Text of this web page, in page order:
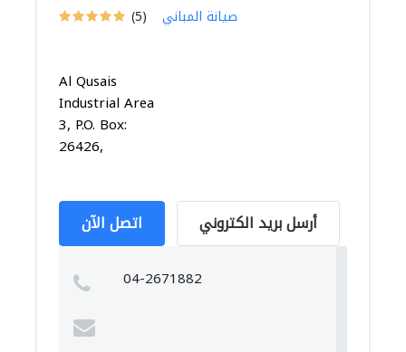
(5) صيانة المباني
Al Qusais
Industrial Area
3, P.O. Box:
26426,
اتصل الآن أرسل بريد الكتروني
04-2671882